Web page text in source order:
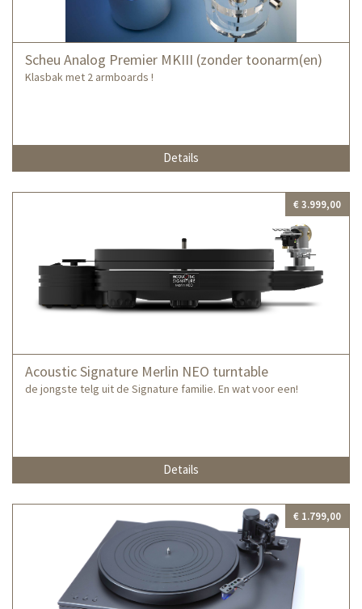
Scheu Analog Premier MKIII (zonder toonarm(en)
Klasbak met 2 armboards !
Details
Acoustic Signature Merlin NEO turntable
de jongste telg uit de Signature familie. En wat voor een!
€ 3.999,00
Details
€ 1.799,00